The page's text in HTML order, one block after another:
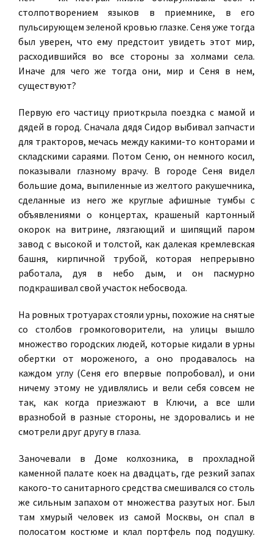
столпотворением языков в приемнике, в его
пульсирующем зеленой кровью глазке. Сеня уже тогда
был уверен, что ему предстоит увидеть этот мир,
расходившийся во все стороны за холмами села.
Иначе для чего же тогда они, мир и Сеня в нем,
существуют?
Первую его частицу приоткрыла поездка с мамой и
дядей в город. Сначала дядя Сидор выбивал запчасти
для тракторов, мечась между какими-то конторами и
складскими сараями. Потом Сеню, он немного косил,
показывали глазному врачу. В городе Сеня видел
большие дома, выпиленные из желтого ракушечника,
сделанные из него же круглые афишные тумбы с
объявлениями о концертах, крашеный картонный
окорок на витрине, лязгающий и шипящий паром
завод с высокой и толстой, как далекая кремлевская
башня, кирпичной трубой, которая непрерывно
работала, дуя в небо дым, и он пасмурно
подкрашивал свой участок небосвода.
На ровных тротуарах стояли урны, похожие на снятые
со столбов громкоговорители, на улицы вышло
множество городских людей, которые кидали в урны
обертки от мороженого, а оно продавалось на
каждом углу (Сеня его впервые попробовал), и они
ничему этому не удивлялись и вели себя совсем не
так, как когда приезжают в Ключи, а все шли
вразнобой в разные стороны, не здоровались и не
смотрели друг другу в глаза.
Заночевали в Доме колхозника, в прохладной
каменной палате коек на двадцать, где резкий запах
какого-то санитарного средства смешивался со столь
же сильным запахом от множества разутых ног. Был
там хмурый человек из самой Москвы, он спал в
полосатом костюме и клал портфель под подушку.